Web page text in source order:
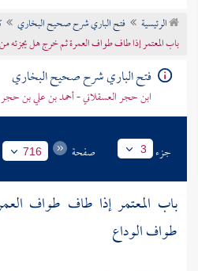
تراجم الأعلام
الرئيسية فتح الباري شرح صحيح البخاري
باب المعتمر إذا طاف طواف العمرة ثم خرج هل يجزئه
فتح الباري شرح صحيح البخاري
ابن حجر العسقلاني - أحمد بن علي بن حجر
جزء 3 صفحة 716
باب المعتمر إذا طاف طواف
طواف الوداع